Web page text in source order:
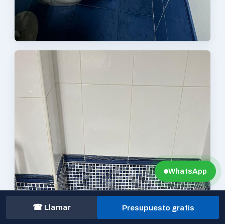
☎ Llamar Presupuesto gratis
WhatsApp